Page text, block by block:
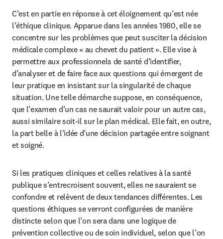
C’est en partie en réponse à cet éloignement qu’est née
l’éthique clinique. Apparue dans les années 1980, elle se
concentre sur les problèmes que peut susciter la décision
médicale complexe « au chevet du patient ». Elle vise à
permettre aux professionnels de santé d’identifier,
d’analyser et de faire face aux questions qui émergent de
leur pratique en insistant sur la singularité de chaque
situation. Une telle démarche suppose, en conséquence,
que l’examen d’un cas ne saurait valoir pour un autre cas,
aussi similaire soit-il sur le plan médical. Elle fait, en outre,
la part belle à l’idée d’une décision partagée entre soignant
et soigné.
Si les pratiques cliniques et celles relatives à la santé
publique s’entrecroisent souvent, elles ne sauraient se
confondre et relèvent de deux tendances différentes. Les
questions éthiques se verront configurées de manière
distincte selon que l’on sera dans une logique de
prévention collective ou de soin individuel, selon que l’on